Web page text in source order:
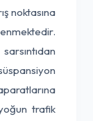
noktasına
trafik